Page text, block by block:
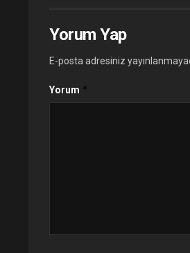
Yorum Yap
E-posta adresiniz
Yorum *